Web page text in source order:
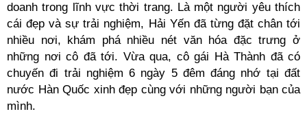
doanh trong lĩnh vực thời trang. Là một người yêu thích
cái đẹp và sự trải nghiệm, Hải Yến đã từng đặt chân tới
nhiều nơi, khám phá nhiều nét văn hóa đặc trưng ở
những nơi cô đã tới. Vừa qua, cô gái Hà Thành đã có
chuyến đi trải nghiệm 6 ngày 5 đêm đáng nhớ tại đất
nước Hàn Quốc xinh đẹp cùng với những người bạn của
mình.